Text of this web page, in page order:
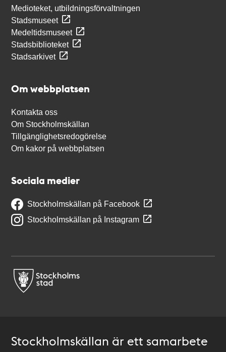
Medioteket, utbildningsförvaltningen
Stadsmuseet
Medeltidsmuseet
Stadsbiblioteket
Stadsarkivet
Om webbplatsen
Kontakta oss
Om Stockholmskällan
Tillgänglighetsredogörelse
Om kakor på webbplatsen
Sociala medier
Stockholmskällan på Facebook
Stockholmskällan på Instagram
Stockholmskällan är ett samarbete